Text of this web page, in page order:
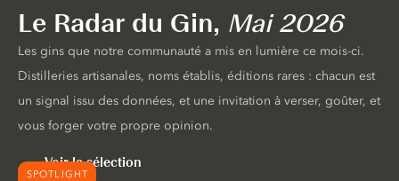
ui.nextImg
SPOTLIGHT
Le Radar du Gin, Mai 2026
Les gins que notre communauté a mis en lumière ce mois-ci.
Distilleries artisanales, noms établis, éditions rares : chacun est
un signal issu des données, et une invitation à verser, goûter, et
vous forger votre propre opinion.
Voir la sélection